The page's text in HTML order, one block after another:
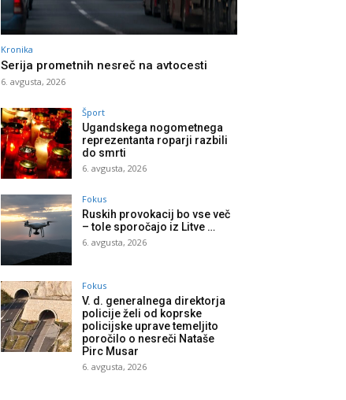
Kronika
Serija prometnih nesreč na avtocesti
6. avgusta, 2026
Šport
Ugandskega nogometnega
reprezentanta roparji razbili
do smrti
6. avgusta, 2026
Fokus
Ruskih provokacij bo vse več
– tole sporočajo iz Litve …
6. avgusta, 2026
Fokus
V. d. generalnega direktorja
policije želi od koprske
policijske uprave temeljito
poročilo o nesreči Nataše
Pirc Musar
6. avgusta, 2026